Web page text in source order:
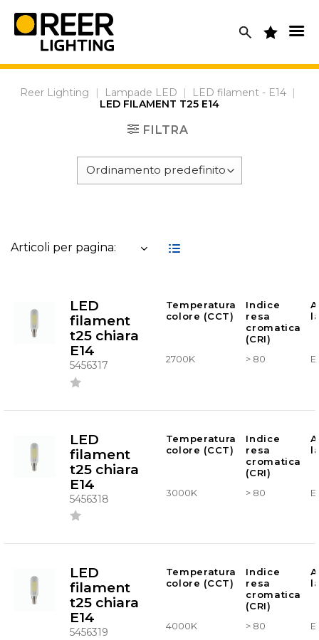
content
Reer Lighting | Lampade LED | LED filament - E14 |
LED FILAMENT T25 E14
FILTRA
Articoli per pagina:
LED
filament
t25 chiara
E14
5456317
Temperatura
colore (CCT)
Indice
resa
cromatica
(CRI)
2700K > 80
LED
filament
t25 chiara
E14
5456318
Temperatura
colore (CCT)
Indice
resa
cromatica
(CRI)
3000K > 80
LED
filament
t25 chiara
E14
5456319
Temperatura
colore (CCT)
Indice
resa
cromatica
(CRI)
4000K > 80